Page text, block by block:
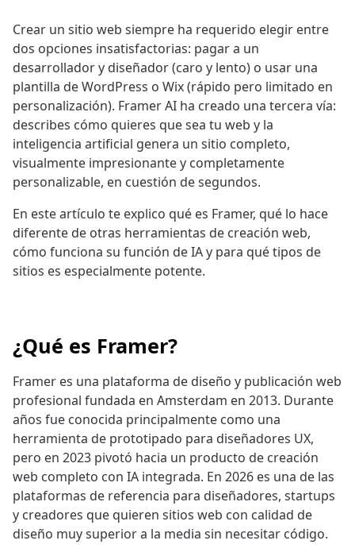
Crear un sitio web siempre ha requerido elegir entre
dos opciones insatisfactorias: pagar a un
desarrollador y diseñador (caro y lento) o usar una
plantilla de WordPress o Wix (rápido pero limitado en
personalización). Framer AI ha creado una tercera vía:
describes cómo quieres que sea tu web y la
inteligencia artificial genera un sitio completo,
visualmente impresionante y completamente
personalizable, en cuestión de segundos.
En este artículo te explico qué es Framer, qué lo hace
diferente de otras herramientas de creación web,
cómo funciona su función de IA y para qué tipos de
sitios es especialmente potente.
¿Qué es Framer?
Framer es una plataforma de diseño y publicación web
profesional fundada en Amsterdam en 2013. Durante
años fue conocida principalmente como una
herramienta de prototipado para diseñadores UX,
pero en 2023 pivotó hacia un producto de creación
web completo con IA integrada. En 2026 es una de las
plataformas de referencia para diseñadores, startups
y creadores que quieren sitios web con calidad de
diseño muy superior a la media sin necesitar código.